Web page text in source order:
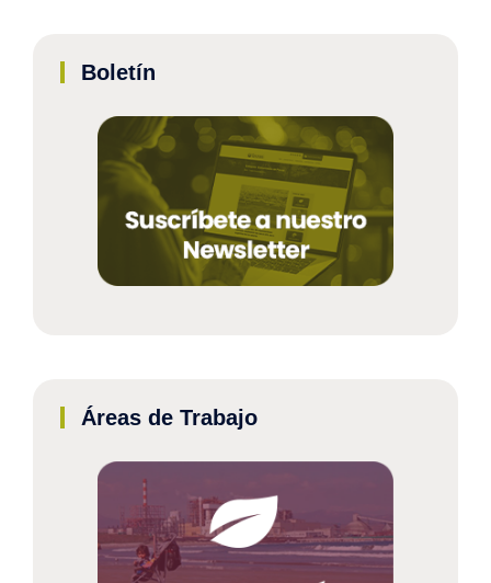
Boletín
Áreas de Trabajo